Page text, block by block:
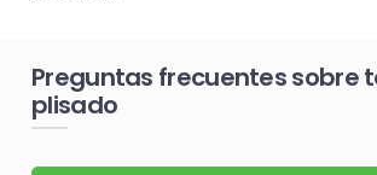
Preguntas frecuentes sobre
plisado